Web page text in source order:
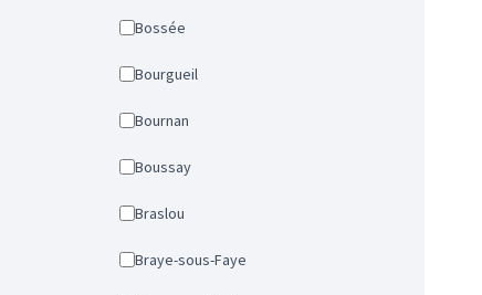
Bossée
Bourgueil
Bournan
Boussay
Braslou
Braye-sous-Faye